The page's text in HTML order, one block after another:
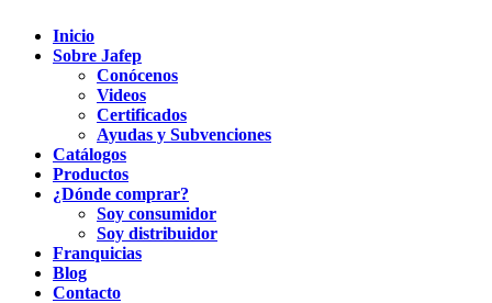
Inicio
Sobre Jafep
Conócenos
Videos
Certificados
Ayudas y Subvenciones
Catálogos
Productos
¿Dónde comprar?
Soy consumidor
Soy distribuidor
Franquicias
Blog
Contacto